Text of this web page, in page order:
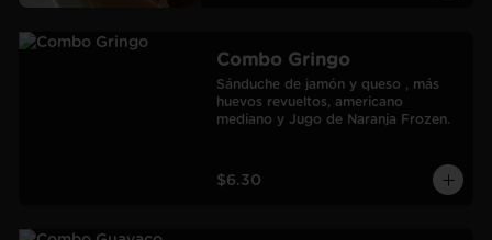
Combo Gringo
Sánduche de jamón y queso , más
huevos revueltos, americano
mediano y Jugo de Naranja Frozen.
$6.30